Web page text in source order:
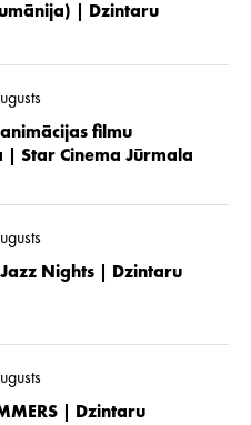
| Dzintaru
filmu
Star Cinema Jūrmala
Jazz Nights | Dzintaru
| Dzintaru